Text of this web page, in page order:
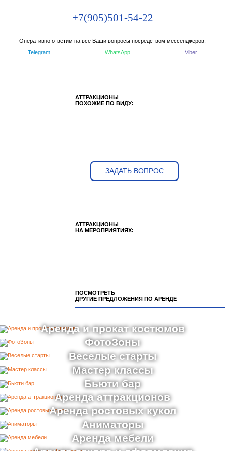
+7(905)501-54-22
Оперативно ответим на все Ваши вопросы посредством мессенджеров:
Telegram
WhatsApp Viber
АТТРАКЦИОНЫ
ПОХОЖИЕ ПО ВИДУ:
ЗАДАТЬ ВОПРОС
АТТРАКЦИОНЫ
НА МЕРОПРИЯТИЯХ:
ПОСМОТРЕТЬ
ДРУГИЕ ПРЕДЛОЖЕНИЯ ПО АРЕНДЕ
Аренда и прокат костюмов
ФотоЗоны
Веселые старты
Мастер классы
Бьюти бар
Аренда аттракционов
Аренда ростовых кукол
Аниматоры
Аренда мебели